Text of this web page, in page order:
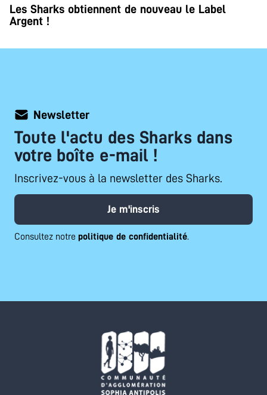
Les Sharks obtiennent de nouveau le Label
Argent !
Newsletter
Toute l'actu des Sharks dans
votre boîte e-mail !
Inscrivez-vous à la newsletter des Sharks.
Je m'inscris
Consultez notre politique de confidentialité.